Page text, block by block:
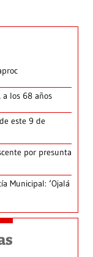
a los 68 años
este 9 de
por presunta
Municipal: ‘Ojalá